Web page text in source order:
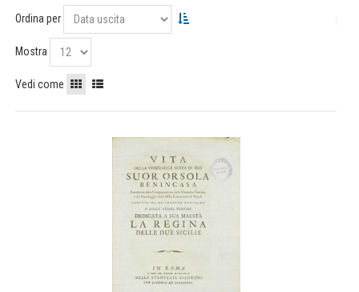
Ordina per
Mostra
Vedi come